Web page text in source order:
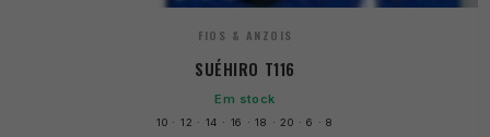
FIOS & ANZOIS
SUÉHIRO T116
Em stock
10 · 12 · 14 · 16 · 18 · 20 · 6 · 8